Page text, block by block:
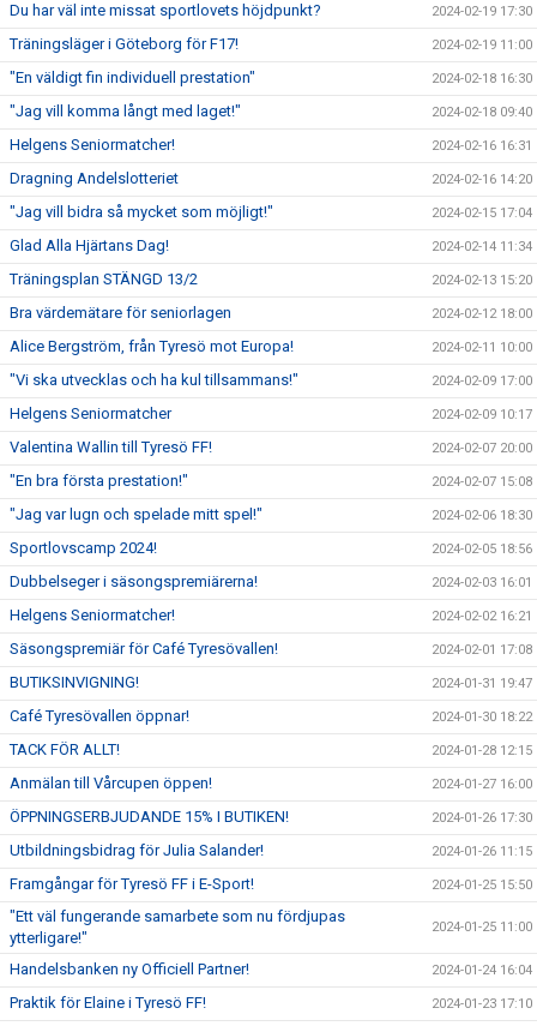
Du har väl inte missat sportlovets höjdpunkt? 2024-02-19 17:30
Träningsläger i Göteborg för F17! 2024-02-19 11:00
"En väldigt fin individuell prestation" 2024-02-18 16:30
"Jag vill komma långt med laget!" 2024-02-18 09:40
Helgens Seniormatcher! 2024-02-16 16:31
Dragning Andelslotteriet 2024-02-16 14:20
"Jag vill bidra så mycket som möjligt!" 2024-02-15 17:04
Glad Alla Hjärtans Dag! 2024-02-14 11:34
Träningsplan STÄNGD 13/2 2024-02-13 15:20
Bra värdemätare för seniorlagen 2024-02-12 18:00
Alice Bergström, från Tyresö mot Europa! 2024-02-11 10:00
"Vi ska utvecklas och ha kul tillsammans!" 2024-02-09 17:00
Helgens Seniormatcher 2024-02-09 10:17
Valentina Wallin till Tyresö FF! 2024-02-07 20:00
"En bra första prestation!" 2024-02-07 15:08
"Jag var lugn och spelade mitt spel!" 2024-02-06 18:30
Sportlovscamp 2024! 2024-02-05 18:56
Dubbelseger i säsongspremiärerna! 2024-02-03 16:01
Helgens Seniormatcher! 2024-02-02 16:21
Säsongspremiär för Café Tyresövallen! 2024-02-01 17:08
BUTIKSINVIGNING! 2024-01-31 19:47
Café Tyresövallen öppnar! 2024-01-30 18:22
TACK FÖR ALLT! 2024-01-28 12:15
Anmälan till Vårcupen öppen! 2024-01-27 16:00
ÖPPNINGSERBJUDANDE 15% I BUTIKEN! 2024-01-26 17:30
Utbildningsbidrag för Julia Salander! 2024-01-26 11:15
Framgångar för Tyresö FF i E-Sport! 2024-01-25 15:50
"Ett väl fungerande samarbete som nu fördjupas
ytterligare!"
2024-01-25 11:00
Handelsbanken ny Officiell Partner! 2024-01-24 16:04
Praktik för Elaine i Tyresö FF! 2024-01-23 17:10